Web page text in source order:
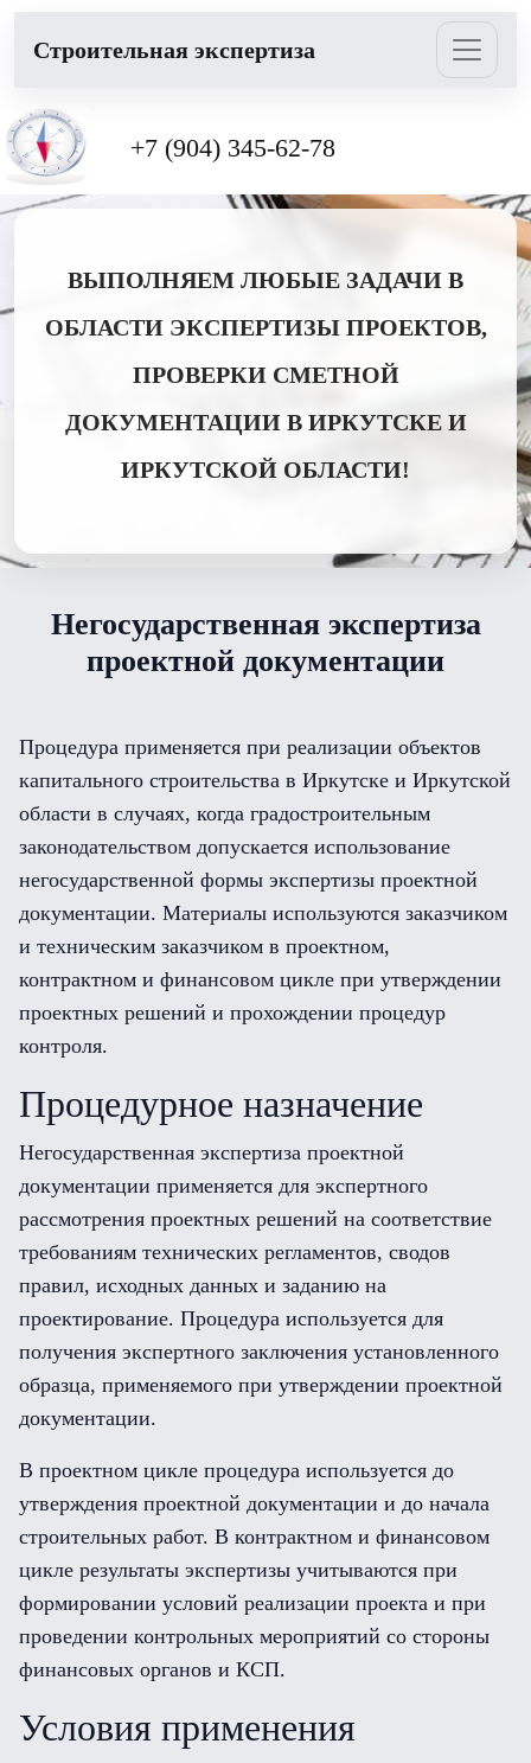
Cтроительная экспертиза
+7 (904) 345-62-78
ВЫПОЛНЯЕМ ЛЮБЫЕ ЗАДАЧИ В
ОБЛАСТИ ЭКСПЕРТИЗЫ ПРОЕКТОВ,
ПРОВЕРКИ СМЕТНОЙ
ДОКУМЕНТАЦИИ В ИРКУТСКЕ И
ИРКУТСКОЙ ОБЛАСТИ!
Негосударственная экспертиза
проектной документации
Процедура применяется при реализации объектов
капитального строительства в Иркутске и Иркутской
области в случаях, когда градостроительным
законодательством допускается использование
негосударственной формы экспертизы проектной
документации. Материалы используются заказчиком
и техническим заказчиком в проектном,
контрактном и финансовом цикле при утверждении
проектных решений и прохождении процедур
контроля.
Процедурное назначение
Негосударственная экспертиза проектной
документации применяется для экспертного
рассмотрения проектных решений на соответствие
требованиям технических регламентов, сводов
правил, исходных данных и заданию на
проектирование. Процедура используется для
получения экспертного заключения установленного
образца, применяемого при утверждении проектной
документации.
В проектном цикле процедура используется до
утверждения проектной документации и до начала
строительных работ. В контрактном и финансовом
цикле результаты экспертизы учитываются при
формировании условий реализации проекта и при
проведении контрольных мероприятий со стороны
финансовых органов и КСП.
Условия применения